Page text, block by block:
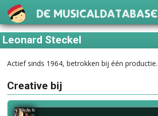
De Musicaldatabase
Leonard Steckel
Actief sinds 1964, betrokken bij één productie.
Creative bij